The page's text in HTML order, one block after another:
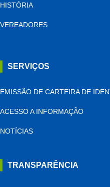
HISTÓRIA
VEREADORES
SERVIÇOS
EMISSÃO DE CARTEIRA DE
ACESSO A INFORMAÇÃO
NOTÍCIAS
TRANSPARÊNCIA